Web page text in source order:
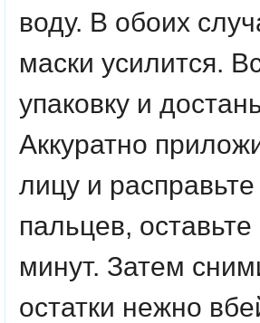
воду. В обоих
маски усилится.
упаковку и
Аккуратно
лицу и
пальцев,
минут. Затем
остатки нежно